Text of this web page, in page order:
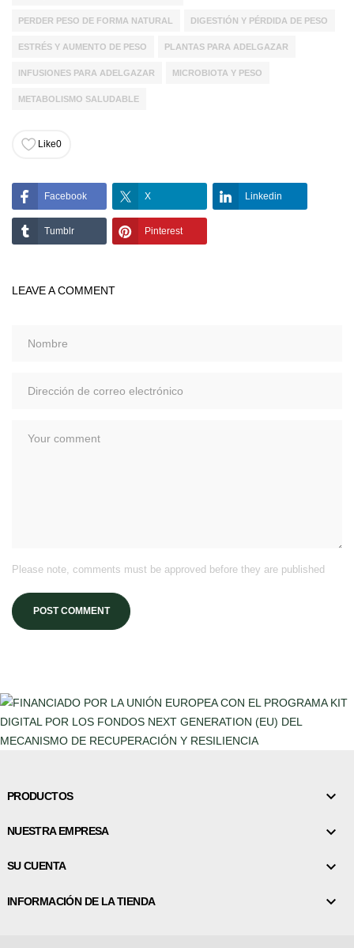
PERDER PESO DE FORMA NATURAL DIGESTIÓN Y PÉRDIDA DE PESO
ESTRÉS Y AUMENTO DE PESO PLANTAS PARA ADELGAZAR
INFUSIONES PARA ADELGAZAR MICROBIOTA Y PESO
METABOLISMO SALUDABLE
Like0
Facebook X Linkedin
Tumblr Pinterest
LEAVE A COMMENT
Please note, comments must be approved before they are published
POST COMMENT
PRODUCTOS 
NUESTRA EMPRESA 
SU CUENTA 
INFORMACIÓN DE LA TIENDA 